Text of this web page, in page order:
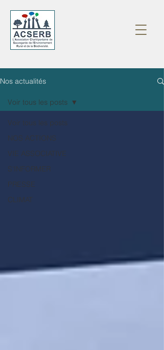
Nos actualités
Voir tous les posts
NOS ACTIONS
VIE ASSOCIATIVE
S'INFORMER
PRESSE
CLIMAT
Voir tous les posts